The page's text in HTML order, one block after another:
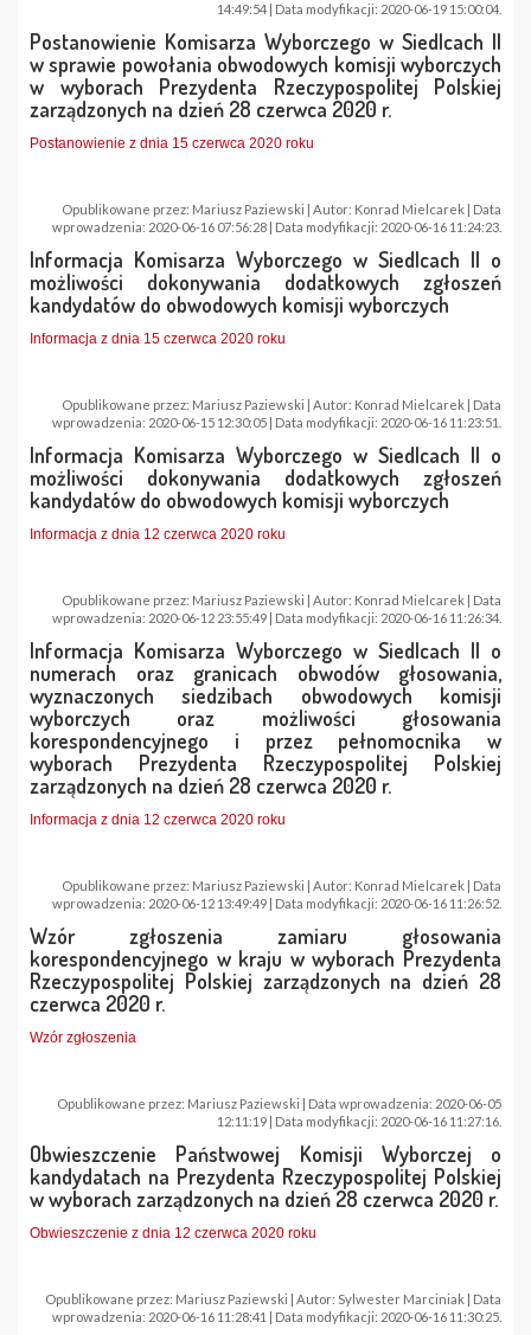
14:49:54 | Data modyfikacji: 2020-06-19 15:00:04.
Postanowienie Komisarza Wyborczego w Siedlcach II
w sprawie powołania obwodowych komisji wyborczych
w wyborach Prezydenta Rzeczypospolitej Polskiej
zarządzonych na dzień 28 czerwca 2020 r.
Postanowienie z dnia 15 czerwca 2020 roku
Opublikowane przez: Mariusz Paziewski | Autor: Konrad Mielcarek | Data
wprowadzenia: 2020-06-16 07:56:28 | Data modyfikacji: 2020-06-16 11:24:23.
Informacja Komisarza Wyborczego w Siedlcach II o
możliwości dokonywania dodatkowych zgłoszeń
kandydatów do obwodowych komisji wyborczych
Informacja z dnia 15 czerwca 2020 roku
Opublikowane przez: Mariusz Paziewski | Autor: Konrad Mielcarek | Data
wprowadzenia: 2020-06-15 12:30:05 | Data modyfikacji: 2020-06-16 11:23:51.
Informacja Komisarza Wyborczego w Siedlcach II o
możliwości dokonywania dodatkowych zgłoszeń
kandydatów do obwodowych komisji wyborczych
Informacja z dnia 12 czerwca 2020 roku
Opublikowane przez: Mariusz Paziewski | Autor: Konrad Mielcarek | Data
wprowadzenia: 2020-06-12 23:55:49 | Data modyfikacji: 2020-06-16 11:26:34.
Informacja Komisarza Wyborczego w Siedlcach II o
numerach oraz granicach obwodów głosowania,
wyznaczonych siedzibach obwodowych komisji
wyborczych oraz możliwości głosowania
korespondencyjnego i przez pełnomocnika w
wyborach Prezydenta Rzeczypospolitej Polskiej
zarządzonych na dzień 28 czerwca 2020 r.
Informacja z dnia 12 czerwca 2020 roku
Opublikowane przez: Mariusz Paziewski | Autor: Konrad Mielcarek | Data
wprowadzenia: 2020-06-12 13:49:49 | Data modyfikacji: 2020-06-16 11:26:52.
Wzór zgłoszenia zamiaru głosowania
korespondencyjnego w kraju w wyborach Prezydenta
Rzeczypospolitej Polskiej zarządzonych na dzień 28
czerwca 2020 r.
Wzór zgłoszenia
Opublikowane przez: Mariusz Paziewski | Data wprowadzenia: 2020-06-05
12:11:19 | Data modyfikacji: 2020-06-16 11:27:16.
Obwieszczenie Państwowej Komisji Wyborczej o
kandydatach na Prezydenta Rzeczypospolitej Polskiej
w wyborach zarządzonych na dzień 28 czerwca 2020 r.
Obwieszczenie z dnia 12 czerwca 2020 roku
Opublikowane przez: Mariusz Paziewski | Autor: Sylwester Marciniak | Data
wprowadzenia: 2020-06-16 11:28:41 | Data modyfikacji: 2020-06-16 11:30:25.